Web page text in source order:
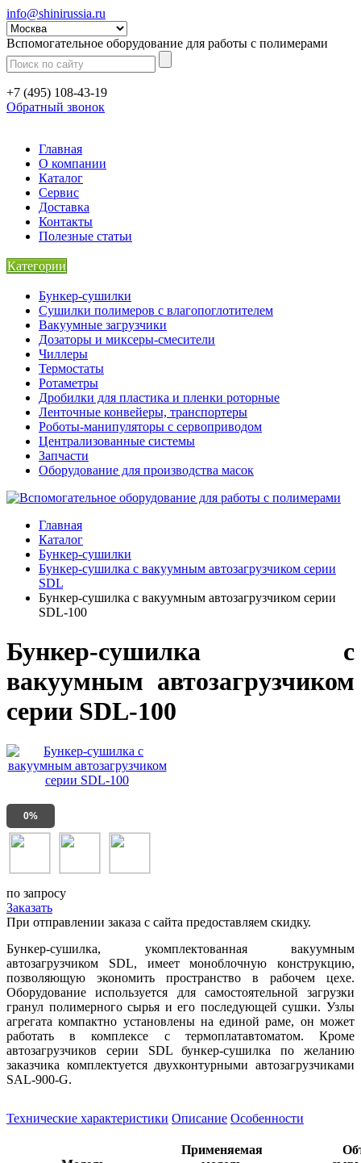
info@shinirussia.ru
Вспомогательное оборудование для работы с полимерами
+7 (495) 108-43-19
Обратный звонок
Главная
О компании
Каталог
Сервис
Доставка
Контакты
Полезные статьи
Категории
Бункер-сушилки
Сушилки полимеров с влагопоглотителем
Вакуумные загрузчики
Дозаторы и миксеры-смесители
Чиллеры
Термостаты
Ротаметры
Дробилки для пластика и пленки роторные
Ленточные конвейеры, транспортеры
Роботы-манипуляторы с сервоприводом
Централизованные системы
Запчасти
Оборудование для производства масок
Главная
Каталог
Бункер-сушилки
Бункер-сушилка с вакуумным автозагрузчиком серии
SDL
Бункер-сушилка с вакуумным автозагрузчиком серии
SDL-100
Бункер-сушилка с
вакуумным автозагрузчиком
серии SDL-100
0%
по запросу
Заказать
При отправлении заказа с сайта предоставляем скидку.
Бункер-сушилка, укомплектованная вакуумным
автозагрузчиком SDL, имеет моноблочную конструкцию,
позволяющую экономить пространство в рабочем цехе.
Оборудование используется для самостоятельной загрузки
гранул полимерного сырья и его последующей сушки. Узлы
агрегата компактно установлены на единой раме, он может
работать в комплексе с термоплатавтоматом. Кроме
автозагрузчиков серии SDL бункер-сушилка по желанию
заказчика комплектуется двухконтурными автозагрузчиками
SAL-900-G.
Технические характеристики Описание Особенности
Применяемая